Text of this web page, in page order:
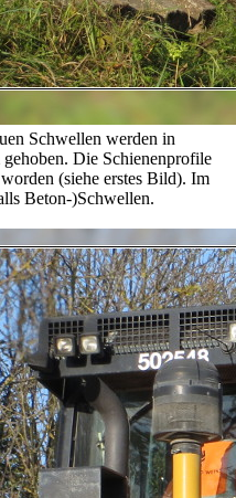
Schwellen werden in
Die Schienenprofile
(siehe erstes Bild). Im
Beton-)Schwellen.